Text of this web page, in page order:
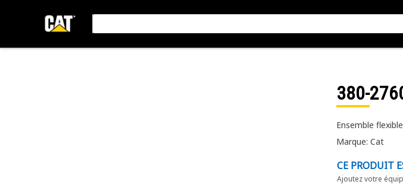
380-
Ensemble
Marque: Cat
CE PRODUIT
Ajoutez votre